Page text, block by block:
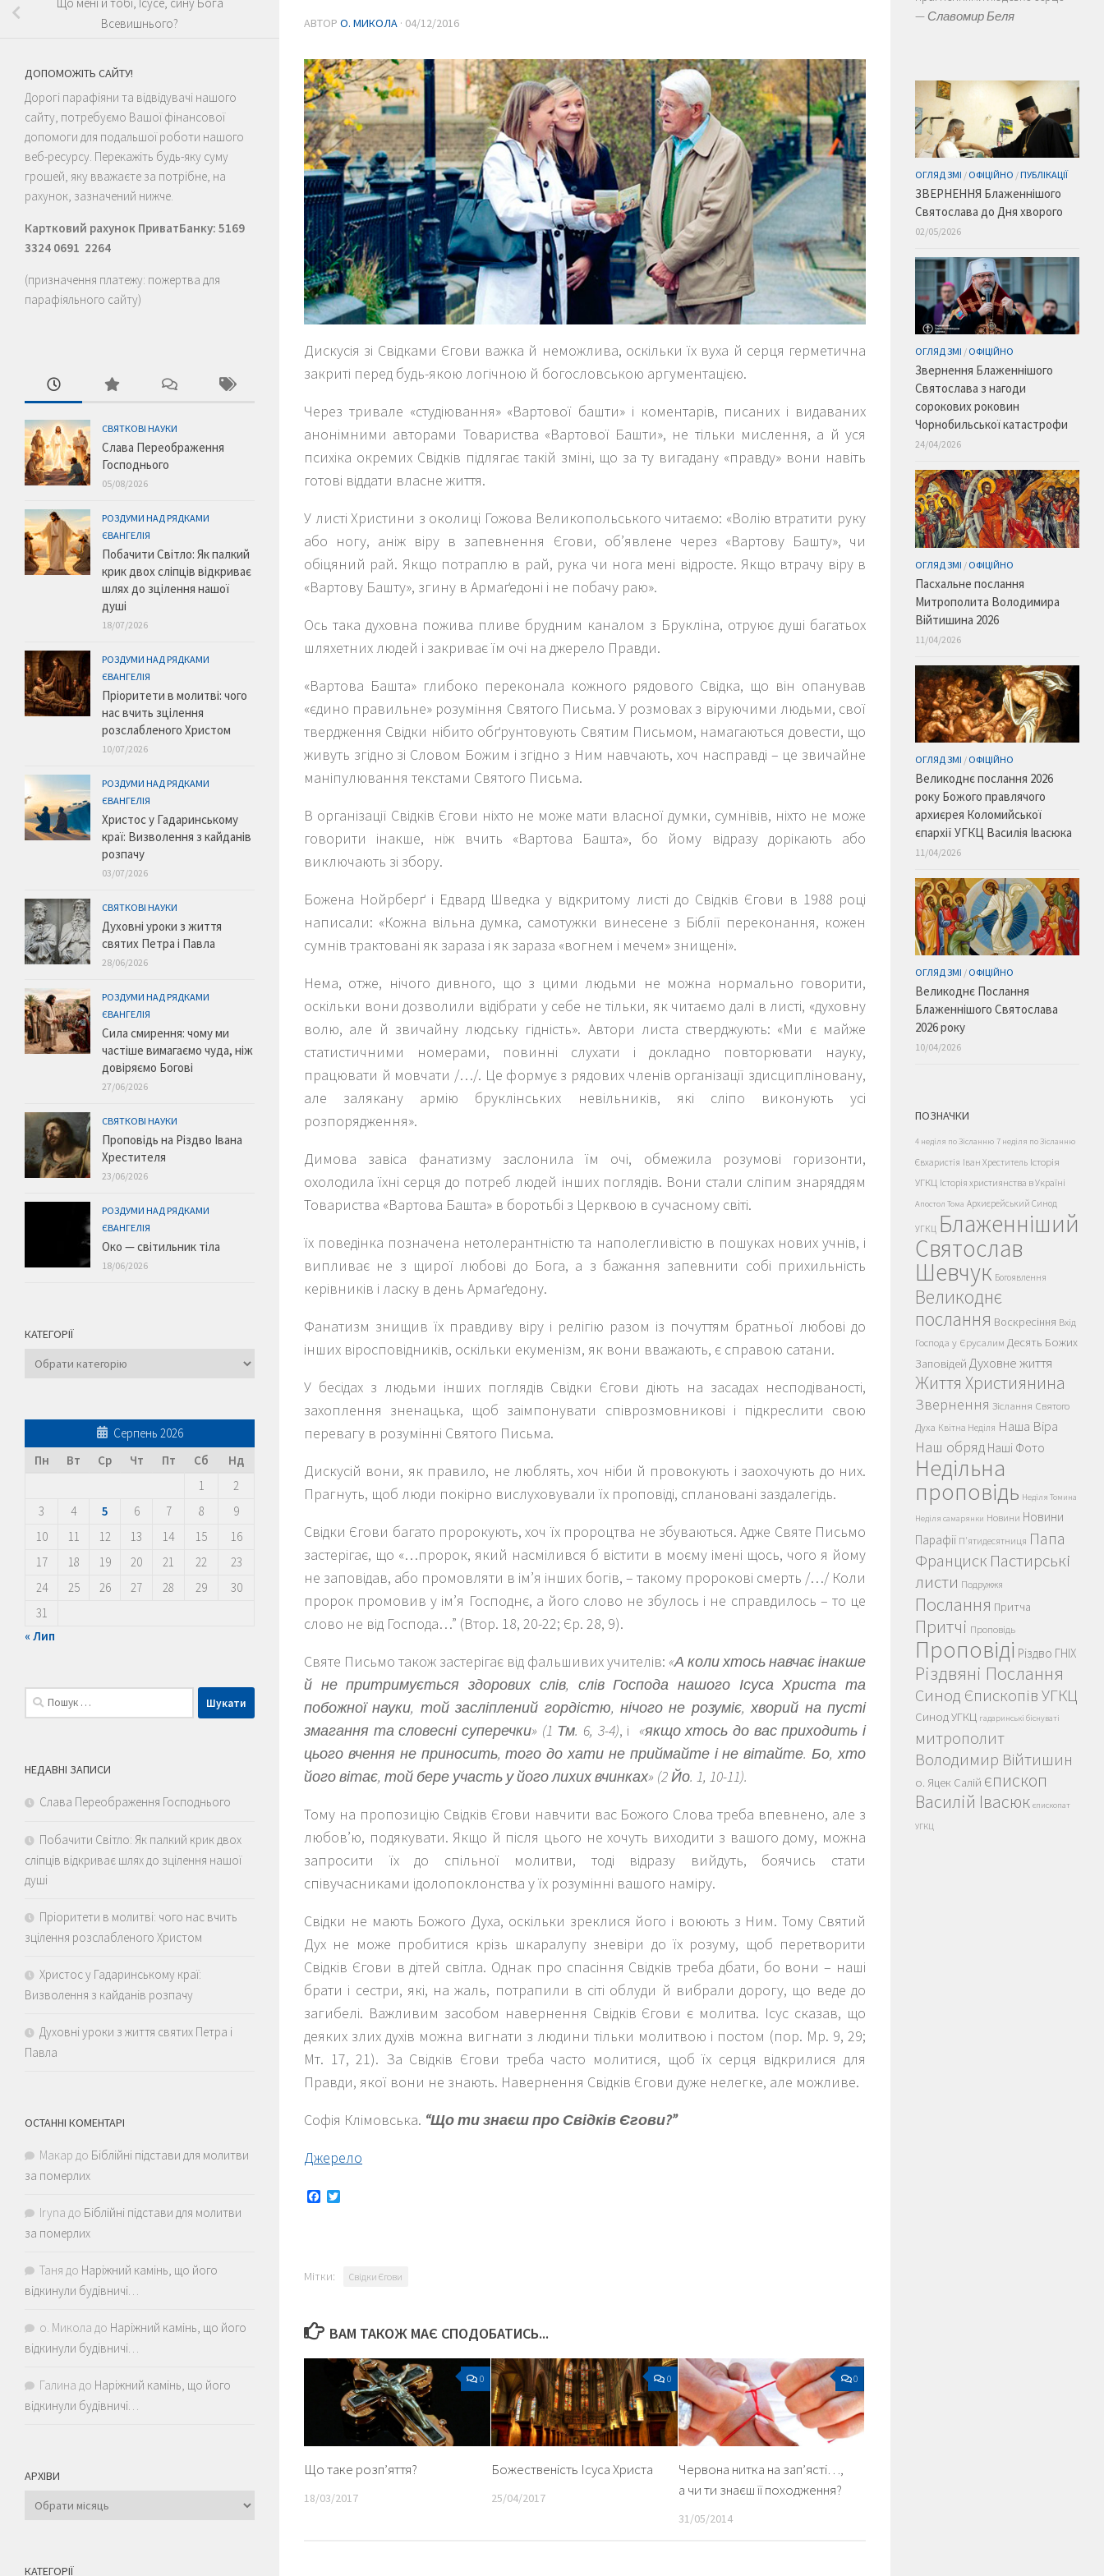
АВТОР О. МИКОЛА · 04/12/2016
Дискусія зі Свідками Єгови важка й неможлива, оскільки їх вуха й серця герметична
закриті перед будь-якою логічною й богословською аргументацією.
Через тривале «студіювання» «Вартової башти» і коментарів, писаних і видаваних
анонімними авторами Товариства «Вартової Башти», не тільки мислення, а й уся
психіка окремих Свідків підлягає такій зміні, що за ту вигадану «правду» вони навіть
готові віддати власне життя.
У листі Христини з околиці Гожова Великопольського читаємо: «Волію втратити руку
або ногу, аніж віру в запевнення Єгови, об’явлене через «Вартову Башту», чи
обіцяний рай. Якщо потраплю в рай, рука чи нога мені відросте. Якщо втрачу віру в
«Вартову Башту», згину в Армаґедоні і не побачу раю».
Ось така духовна пожива пливе брудним каналом з Брукліна, отруює душі багатьох
шляхетних людей і закриває їм очі на джерело Правди.
«Вартова Башта» глибоко переконала кожного рядового Свідка, що він опанував
«єдино правильне» розуміння Святого Письма. У розмовах з віруючими людьми, свої
твердження Свідки нібито обґрунтовують Святим Письмом, намагаються довести, що
живуть згідно зі Словом Божим і згідно з Ним навчають, хоч насправді – це звичайне
маніпулювання текстами Святого Письма.
В організації Свідків Єгови ніхто не може мати власної думки, сумнівів, ніхто не може
говорити інакше, ніж вчить «Вартова Башта», бо йому відразу дорікають або
виключають зі збору.
Божена Нойрберґ і Едвард Шведка у відкритому листі до Свідків Єгови в 1988 році
написали: «Кожна вільна думка, самотужки винесене з Біблії переконання, кожен
сумнів трактовані як зараза і як зараза «вогнем і мечем» знищені».
Нема, отже, нічого дивного, що з цими людьми не можна нормально говорити,
оскільки вони дозволили відібрати у себе не тільки, як читаємо далі в листі, «духовну
волю, але й звичайну людську гідність». Автори листа стверджують: «Ми є майже
статистичними номерами, повинні слухати і докладно повторювати науку,
працювати й мовчати /…/. Це формує з рядових членів організації здисципліновану,
але залякану армію бруклінських невільників, які сліпо виконують усі
розпорядження».
Димова завіса фанатизму заслонила їм очі, обмежила розумові горизонти,
охолодила їхні серця до потреб людей інших поглядів. Вони стали сліпим знаряддям
Товариства «Вартова Башта» в боротьбі з Церквою в сучасному світі.
їх поведінка позначена нетолерантністю та наполегливістю в пошуках нових учнів, і
випливає не з щирої любові до Бога, а з бажання запевнити собі прихильність
керівників і ласку в день Армаґедону.
Фанатизм знищив їх правдиву віру і релігію разом із почуттям братньої любові до
інших віросповідників, оскільки екуменізм, як вони вважають, є справою сатани.
У бесідах з людьми інших поглядів Свідки Єгови діють на засадах несподіваності,
захоплення зненацька, щоб заімпонувати співрозмовникові і підкреслити свою
перевагу в розумінні Святого Письма.
Дискусій вони, як правило, не люблять, хоч ніби й провокують і заохочують до них.
Прагнуть, щоб люди покірно вислуховували їх проповіді, сплановані заздалегідь.
Свідки Єгови багато пророкують, хоч їх пророцтва не збуваються. Адже Святе Письмо
застерігає, що «…пророк, який насмілився б вістити в моєму імені щось, чого я йому
не заповідав, або промовляти в ім’я інших богів, – такому пророкові смерть /…/ Коли
пророк промовив у ім’я Господнє, а його слово не збулось і не справдилось – то це
слово не від Господа…” (Втор. 18, 20-22; Єр. 28, 9).
Святе Письмо також застерігає від фальшивих учителів: «А коли хтось навчає інакше
й не притримується здорових слів, слів Господа нашого Ісуса Христа та
побожної науки, той засліплений гордістю, нічого не розуміє, хворий на пусті
змагання та словесні суперечки» (1 Тм. 6, 3-4), і «якщо хтось до вас приходить і
цього вчення не приносить, того до хати не приймайте і не вітайте. Бо, хто
його вітає, той бере участь у його лихих вчинках» (2 Йо. 1, 10-11).
Тому на пропозицію Свідків Єгови навчити вас Божого Слова треба впевнено, але з
любов’ю, подякувати. Якщо й після цього не хочуть виходити з вашого дому, можна
запросити їх до спільної молитви, тоді відразу вийдуть, боячись стати
співучасниками ідолопоклонства у їх розумінні вашого наміру.
Свідки не мають Божого Духа, оскільки зреклися його і воюють з Ним. Тому Святий
Дух не може пробитися крізь шкаралупу зневіри до їх розуму, щоб перетворити
Свідків Єгови в дітей світла. Однак про спасіння Свідків треба дбати, бо вони – наші
брати і сестри, які, на жаль, потрапили в сіті облуди й вибрали дорогу, що веде до
загибелі. Важливим засобом навернення Свідків Єгови є молитва. Ісус сказав, що
деяких злих духів можна вигнати з людини тільки молитвою і постом (пор. Мр. 9, 29;
Мт. 17, 21). За Свідків Єгови треба часто молитися, щоб їх серця відкрилися для
Правди, якої вони не знають. Навернення Свідків Єгови дуже нелегке, але можливе.
Софія Клімовська. “Що ти знаєш про Свідків Єгови?”
Джерело
Facebook
Мітки: Свідки Єгови
ВАМ ТАКОЖ МАЄ СПОДОБАТИСЬ...
0
Що таке розп’яття?
18/03/2017
0
Божественість Ісуса Христа
25/04/2017
0
Червона нитка на зап’ясті…,
а чи ти знаєш її походження?
31/05/2014
Що мені й тобі, Ісусе, сину Бога
Всевишнього?
ДОПОМОЖІТЬ САЙТУ!
Дорогі парафіяни та відвідувачі нашого
сайту, потребуємо Вашої фінансової
допомоги для подальшої роботи нашого
веб-ресурсу. Перекажіть будь-яку суму
грошей, яку вважаєте за потрібне, на
рахунок, зазначений нижче.
Картковий рахунок ПриватБанку: 5169
3324 0691 2264
(призначення платежу: пожертва для
парафіяльного сайту)
СВЯТКОВІ НАУКИ
Слава Переображення
Господнього
05/08/2026
РОЗДУМИ НАД РЯДКАМИ
ЄВАНГЕЛІЯ
Побачити Світло: Як палкий
крик двох сліпців відкриває
шлях до зцілення нашої
душі
18/07/2026
РОЗДУМИ НАД РЯДКАМИ
ЄВАНГЕЛІЯ
Пріоритети в молитві: чого
нас вчить зцілення
розслабленого Христом
10/07/2026
РОЗДУМИ НАД РЯДКАМИ
ЄВАНГЕЛІЯ
Христос у Гадаринському
краї: Визволення з кайданів
розпачу
03/07/2026
СВЯТКОВІ НАУКИ
Духовні уроки з життя
святих Петра і Павла
28/06/2026
РОЗДУМИ НАД РЯДКАМИ
ЄВАНГЕЛІЯ
Сила смирення: чому ми
частіше вимагаємо чуда, ніж
довіряємо Богові
27/06/2026
СВЯТКОВІ НАУКИ
Проповідь на Різдво Івана
Хрестителя
23/06/2026
РОЗДУМИ НАД РЯДКАМИ
ЄВАНГЕЛІЯ
Око — світильник тіла
18/06/2026
КАТЕГОРІЇ
Категорії
Серпень 2026
Пн
Вт Ср Чт Пт Сб
Нд
1
2
3
4 5 6 7 8
9
10
11 12 13 14 15
16
17
18 19 20 21 22
23
24
25 26 27 28 29
30
31
« Лип
Пошук:
НЕДАВНІ ЗАПИСИ
Слава Переображення Господнього
Побачити Світло: Як палкий крик двох
сліпців відкриває шлях до зцілення нашої
душі
Пріоритети в молитві: чого нас вчить
зцілення розслабленого Христом
Христос у Гадаринському краї:
Визволення з кайданів розпачу
Духовні уроки з життя святих Петра і
Павла
ОСТАННІ КОМЕНТАРІ
Макар до Біблійні підстави для молитви
за померлих
Iryna до Біблійні підстави для молитви
за померлих
Таня до Наріжний камінь, що його
відкинули будівничі…
о. Микола до Наріжний камінь, що його
відкинули будівничі…
Галина до Наріжний камінь, що його
відкинули будівничі…
АРХІВИ
Архіви
КАТЕГОРІЇ
— Славомир Беля
ОГЛЯД ЗМІ / ОФІЦІЙНО /ПУБЛІКАЦІЇ
ЗВЕРНЕННЯ Блаженнішого
Святослава до Дня хворого
02/05/2026
ОГЛЯД ЗМІ / ОФІЦІЙНО
Звернення Блаженнішого
Святослава з нагоди
сорокових роковин
Чорнобильської катастрофи
24/04/2026
ОГЛЯД ЗМІ / ОФІЦІЙНО
Пасхальне послання
Митрополита Володимира
Війтишина 2026
11/04/2026
ОГЛЯД ЗМІ / ОФІЦІЙНО
Великоднє послання 2026
року Божого правлячого
архиєрея Коломийської
єпархії УГКЦ Василія Івасюка
11/04/2026
ОГЛЯД ЗМІ / ОФІЦІЙНО
Великоднє Послання
Блаженнішого Святослава
2026 року
10/04/2026
ПОЗНАЧКИ
4 неділя по Зісланню 7 неділя по Зісланню
Євхаристія Іван Хреститель Історія
УГКЦ Історія християнства в Україні
Апостол Тома Архиєрейський Синод
УГКЦ Блаженніший
Святослав
Шевчук Богоявлення
Великоднє
послання Воскресіння Вхід
Господа у Єрусалим Десять Божих
Заповідей Духовне життя
Життя Християнина
Звернення Зіслання Святого
Духа Квітна Неділя Наша Віра
Наш обряд Наші Фото
Недільна
проповідь Неділя Томина
Неділя самарянки Новини Новини
Парафії П'ятидесятниця Папа
Франциск Пастирські
листи Подружжя
Послання Притча
Притчі Проповідь
Проповіді Різдво ГНІХ
Різдвяні Послання
Синод Єпископів УГКЦ
Синод УГКЦ гадаринські біснуваті
митрополит
Володимир Війтишин
о. Яцек Салій єпископ
Василій Івасюк єпископат
УГКЦ